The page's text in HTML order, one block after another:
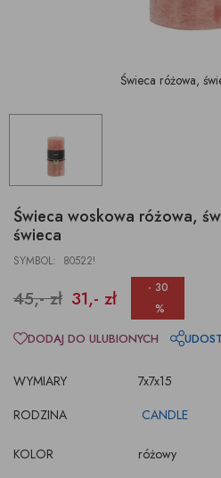
Świeca różowa,
Świeca woskowa różowa,
świeca
SYMBOL: 80522!
45,- zł 31,- zł
- 30
%
WYMIARY
7x7x15
RODZINA
CANDLE
KOLOR
różowy
DODAJ DO ULUBIONYCH